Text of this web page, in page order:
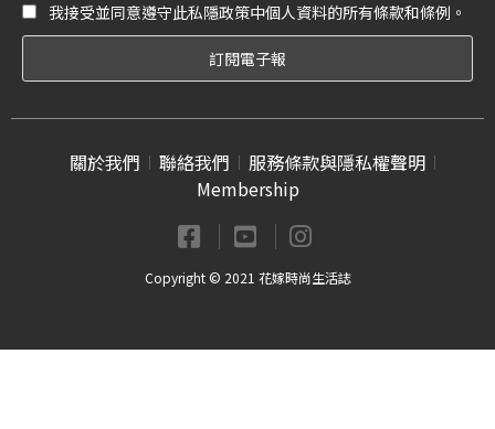
我接受並同意遵守此私隱政策中個人資料的所有條款和條例。
關於我們 聯絡我們
服務條款與隱私權聲明
Membership
Copyright © 2021 花嫁時尚生活誌